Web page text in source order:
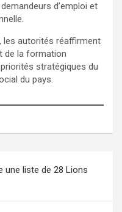
d’emploi et
les autorités réaffirment
de la formation
stratégiques du
du pays.
une liste de 28 Lions